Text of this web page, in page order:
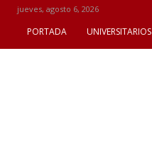
jueves, agosto 6, 2026
PORTADA UNIVERSITARIOS